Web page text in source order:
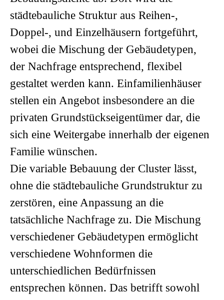
städtebauliche Struktur aus Reihen-,
Doppel-, und Einzelhäusern fortgeführt,
wobei die Mischung der Gebäudetypen,
der Nachfrage entsprechend, flexibel
gestaltet werden kann. Einfamilienhäuser
stellen ein Angebot insbesondere an die
privaten Grundstückseigentümer dar, die
sich eine Weitergabe innerhalb der eigenen
Familie wünschen.
Die variable Bebauung der Cluster lässt,
ohne die städtebauliche Grundstruktur zu
zerstören, eine Anpassung an die
tatsächliche Nachfrage zu. Die Mischung
verschiedener Gebäudetypen ermöglicht
verschiedene Wohnformen die
unterschiedlichen Bedürfnissen
entsprechen können. Das betrifft sowohl